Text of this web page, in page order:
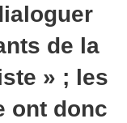
de la
» ; les
ont donc